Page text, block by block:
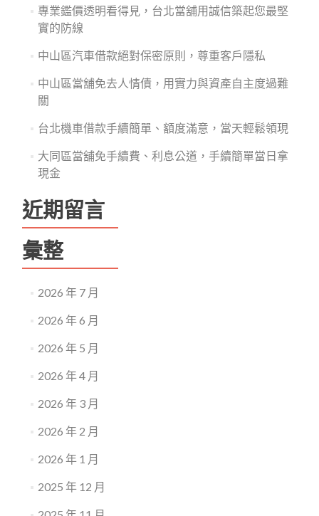
專業鑑價透明看得見，台北當舖用誠信築起您最堅
實的防線
中山區汽車借款絕對保密原則，尊重客戶隱私
中山區當舖免去人情債，用實力與資產自主度過難
關
台北機車借款手續簡單、額度滿意，當天輕鬆領現
大同區當舖免手續費、利息公道，手續簡單當日拿
現金
近期留言
彙整
2026 年 7 月
2026 年 6 月
2026 年 5 月
2026 年 4 月
2026 年 3 月
2026 年 2 月
2026 年 1 月
2025 年 12 月